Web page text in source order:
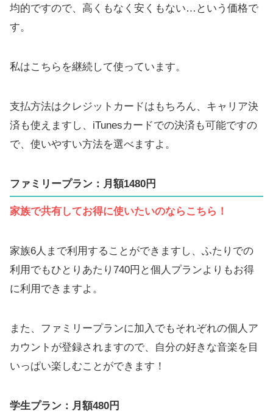
均的ですので、高くもなく安くもない…という価格で
す。
私はこちらを継続して使っています。
支払方法はクレジットカードはもちろん、キャリア決
済も使えますし、iTunesカードでの決済も可能ですの
で、使いやすい方法を選べますよ。
ファミリープラン：月額1480円
家族で共有してお得に使いたいのならこちら！
家族6人まで利用することができますし、ふたりでの
利用でもひとりあたり740円と個人プランよりもお得
に利用できますよ。
また、ファミリープランに加入でもそれぞれの個人ア
カウントが登録されますので、自分の好きな音楽を目
いっぱい楽しむことができます！
学生プラン：月額480円